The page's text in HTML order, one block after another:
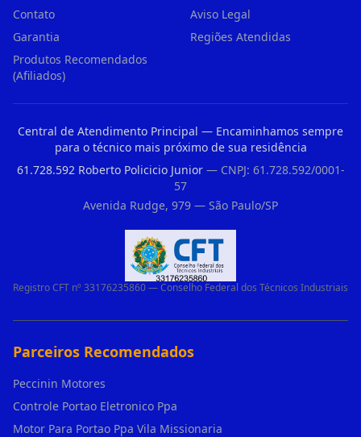
Contato
Aviso Legal
Garantia
Regiões Atendidas
Produtos Recomendados
(Afiliados)
Central de Atendimento Principal — Encaminhamos sempre
para o técnico mais próximo de sua residência
61.728.592 Roberto Policicio Junior— CNPJ: 61.728.592/0001-
57
Avenida Rudge, 979 — São Paulo/SP
Registro CFT nº 33176235860 — Conselho Federal dos Técnicos Industriais
Parceiros Recomendados
Peccinin Motores
Controle Portao Eletronico Ppa
Motor Para Portao Ppa Vila Missionaria